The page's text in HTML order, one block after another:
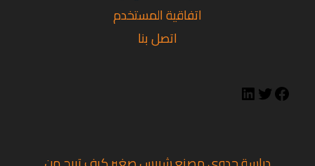
اتفاقية المستخدم
اتصل بنا